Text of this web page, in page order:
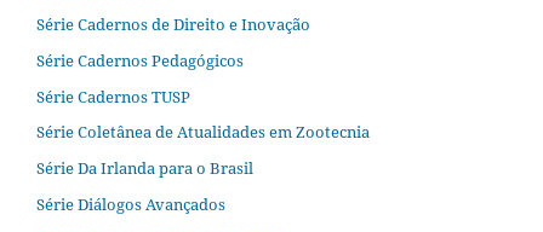
Série Cadernos de Direito e Inovação
Série Cadernos Pedagógicos
Série Cadernos TUSP
Série Coletânea de Atualidades em Zootecnia
Série Da Irlanda para o Brasil
Série Diálogos Avançados